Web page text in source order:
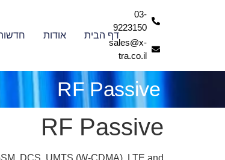
דף הבית אודות
03-
9223150
sales@x-
tra.co.il
RF Passive
RF Passive
DCS, UMTS (W-CDMA), LTE and